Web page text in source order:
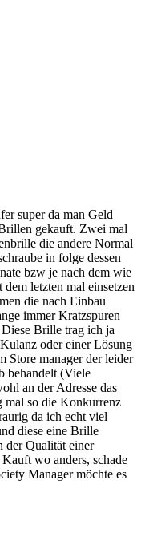
super da man Geld
gekauft. Zwei mal
die andere Normal
in folge dessen
bzw je nach dem wie
letzten mal einsetzen
die nach Einbau
immer Kratzspuren
Brille trag ich ja
oder einer Lösung
Store manager der leider
behandelt (Viele
an der Adresse das
mal so die Konkurrenz
da ich echt viel
diese eine Brille
der Qualität einer
wo anders, schade
Manager möchte es